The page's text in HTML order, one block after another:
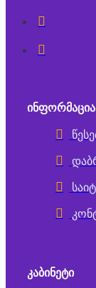
ᲘᲜᲤᲝᲠᲛᲐᲪᲘᲐ
ᲙᲐᲑᲘᲜᲔᲢᲘ